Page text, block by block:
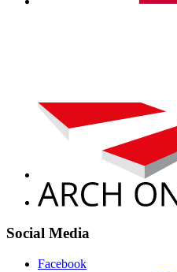
Social Media
Facebook